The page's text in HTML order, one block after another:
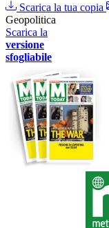
Scarica la tua copia
Geopolitica
Scarica la
versione
sfogliabile